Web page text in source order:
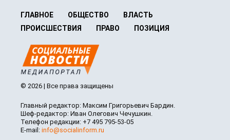
ГЛАВНОЕ ОБЩЕСТВО
ВЛАСТЬ
ПРОИСШЕСТВИЯ
ПРАВО ПОЗИЦИЯ
© 2026 | Все права защищены
Главный редактор: Максим Григорьевич Бардин.
Шеф-редактор: Иван Олегович Чечушкин.
Телефон редакции: +7 495 795-53-05
E-mail: info@socialinform.ru